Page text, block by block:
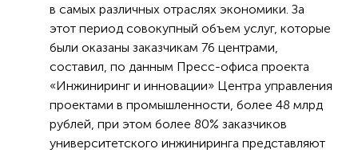
в самых различных отраслях экономики. За
этот период совокупный объем услуг, которые
были оказаны заказчикам 76 центрами,
составил, по данным Пресс-офиса проекта
«Инжиниринг и инновации» Центра управления
проектами в промышленности, более 48 млрд
рублей, при этом более 80% заказчиков
университетского инжиниринга представляют